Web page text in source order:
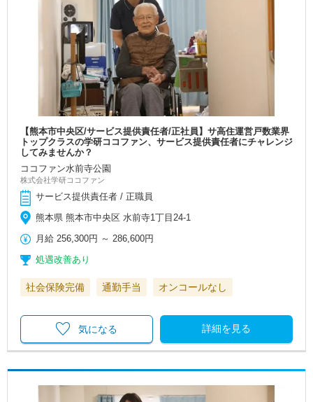
【熊本市中央区/サービス提供責任者/正社員】サ高住運営戸数業界
トップクラスの学研ココファン、サービス提供責任者にチャレンジ
してみませんか？
ココファン水前寺公園
株式会社学研ココファン
サービス提供責任者 / 正職員
熊本県 熊本市中央区 水前寺1丁目24-1
月給 256,300円 ～ 286,600円
処遇改善あり
社会保険完備 通勤手当 オンコールなし
詳細を見る
気になる